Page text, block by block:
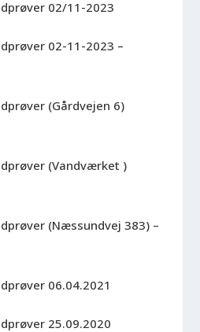
02/11-2023
02-11-2023 –
(Gårdvejen 6)
(Vandværket )
(Næssundvej 383) –
06.04.2021
25.09.2020